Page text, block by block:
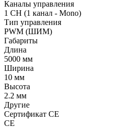
Каналы управления
1 CH (1 канал - Mono)
Тип управления
PWM (ШИМ)
Габариты
Длина
5000 мм
Ширина
10 мм
Высота
2.2 мм
Другие
Сертификат CE
CE